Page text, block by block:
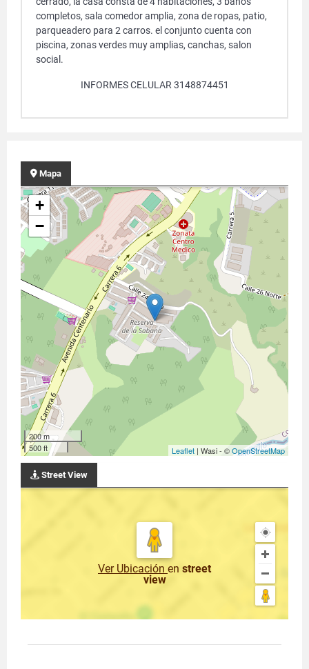
completos, sala comedor amplia, zona de ropas, patio,
parqueadero para 2 carros. el conjunto cuenta con
piscina, zonas verdes muy amplias, canchas, salon
social.
INFORMES CELULAR 3148874451
Mapa
+
−
200 m
500 ft
Leaflet | Wasi - ©OpenStreetMap
Street View
Ver Ubicación en street
view